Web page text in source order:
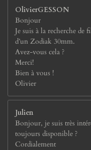
OlivierGESSON
Bonjour
Je suis à la recherche de
d’un Zodiak 30mm.
Avez-vous cela ?
Merci!
Bien à vous !
Olivier
Julien
Bonjour, je suis très
toujours disponible ?
Cordialement